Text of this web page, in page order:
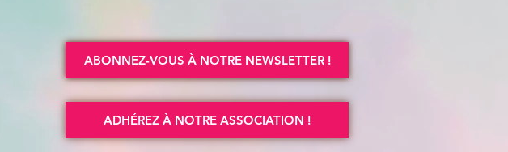
ADHÉREZ À NOTRE ASSOCIATION !
ABONNEZ-VOUS À NOTRE NEWSLETTER !